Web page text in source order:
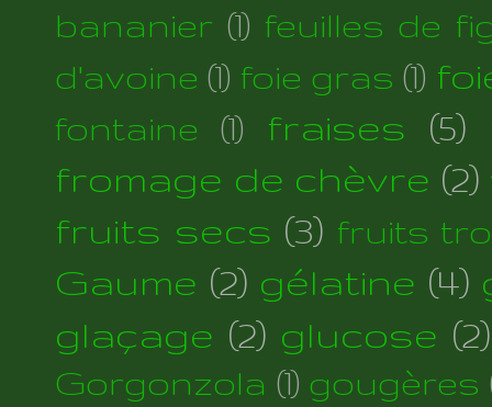
bananier (1) feuilles de
d'avoine (1) foie gras (1)
fontaine (1) fraises (5)
fromage de chèvre (2)
fruits secs (3) fruits
Gaume (2) gélatine (4)
glaçage (2) glucose (2)
Gorgonzola (1) gougères